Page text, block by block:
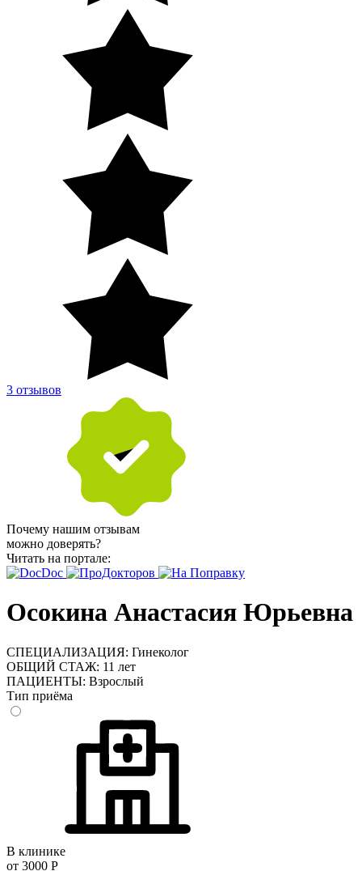
3 отзывов
Почему нашим отзывам
можно доверять?
Читать на портале:
Осокина Анастасия Юрьевна
СПЕЦИАЛИЗАЦИЯ: Гинеколог
ОБЩИЙ СТАЖ: 11 лет
ПАЦИЕНТЫ: Взрослый
Тип приёма
В клинике
от 3000 Р